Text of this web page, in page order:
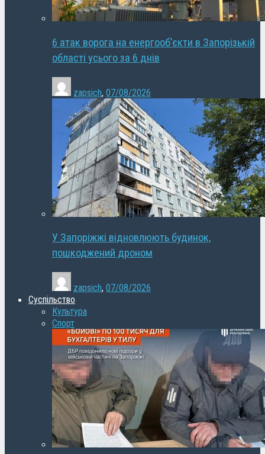
6 атак ворога на енергооб’єкти в Запорізькій
області усього за 6 днів
zapsich, 07/08/2026
У Запоріжжі відновлюють будинок,
пошкоджений дроном
zapsich, 07/08/2026
Суспільство
Культура
Спорт